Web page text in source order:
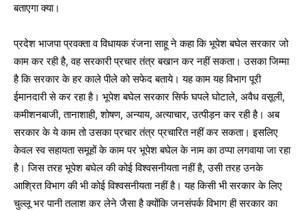
बताएगा क्या।
प्रदेश भाजपा प्रवक्ता व विधायक रंजना साहू ने कहा कि भूपेश बघेल सरकार जो
काम कर रही है, वह सरकारी प्रचार तंत्र बखान कर नहीं सकता। उसका जिम्मा
है कि सरकार के हर काले पीले को सफेद बताये। यह काम यह विभाग पूरी
ईमानदारी से कर रहा है। भूपेश बघेल सरकार सिर्फ घपले घोटाले, अवैध वसूली,
कमीशनबाजी, तानाशाही, शोषण, अन्याय, अत्याचार, उत्पीड़न कर रही है। अब
सरकार के ये काम तो उसका प्रचार तंत्र प्रचारित नहीं कर सकता। इसलिए
केवल स्व सहायता समूहों के काम पर भूपेश बघेल के नाम का ठप्पा लगवाया जा रहा
है। जिस तरह भूपेश बघेल की कोई विश्वसनीयता नहीं है, उसी तरह उनके
आश्रित विभाग की भी कोई विश्वसनीयता नहीं है। यह किसी भी सरकार के लिए
चुल्लू भर पानी तलाश कर लेने जैसा है क्योंकि जनसंपर्क विभाग ही सरकार का